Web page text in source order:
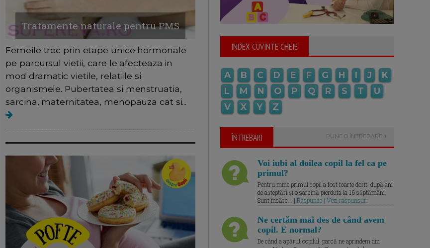
Tratamente naturale pentru PMS
Femeile trec prin etape unice hormonale
pe parcursul vietii, care le afecteaza in
mod dramatic vietile, relatiile si
organismele. Pubertatea si menstruatia,
sarcina, maternitatea, menopauza cat si...
INDEX CUVINTE CHEIE
A B C D E F G H I J
K
L
M N O P Q R S T
U
V
X Y Z
ÎNTREBARI PUNE O ÎNTREBARE
Voi iubi al doilea copil la fel ca pe
primul?
Pentru mine primul copil a fost foarte dorit, după ani
de așteptări și o sarcină pierduta la 16 săptămâni.
Sunt însărc... | Raspunde | Vezi raspunsuri
Ne certăm mai des de când avem
copil. E normal?
De când a apărut copilul, parcă ne aprindem din